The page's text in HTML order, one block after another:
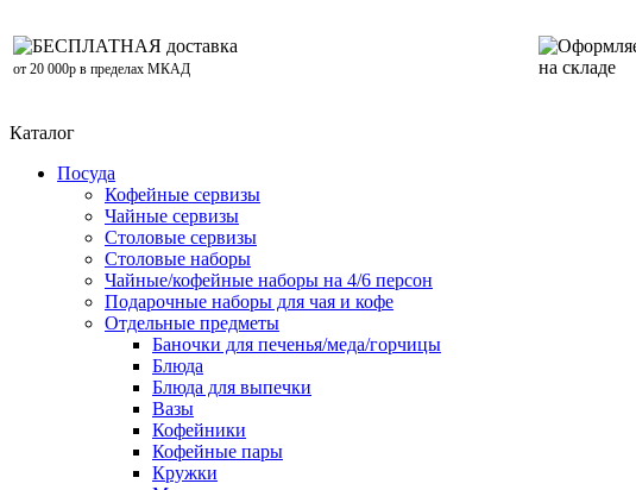
БЕСПЛАТНАЯ доставка
от 20 000р в пределах МКАД
на складе
Каталог
Посуда
Кофейные сервизы
Чайные сервизы
Столовые сервизы
Столовые наборы
Чайные/кофейные наборы на 4/6 персон
Подарочные наборы для чая и кофе
Отдельные предметы
Баночки для печенья/меда/горчицы
Блюда
Блюда для выпечки
Вазы
Кофейники
Кофейные пары
Кружки